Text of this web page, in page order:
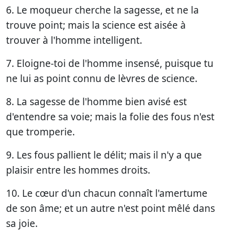
6. Le moqueur cherche la sagesse, et ne la
trouve point; mais la science est aisée à
trouver à l'homme intelligent.
7. Eloigne-toi de l'homme insensé, puisque tu
ne lui as point connu de lèvres de science.
8. La sagesse de l'homme bien avisé est
d'entendre sa voie; mais la folie des fous n'est
que tromperie.
9. Les fous pallient le délit; mais il n'y a que
plaisir entre les hommes droits.
10. Le cœur d'un chacun connaît l'amertume
de son âme; et un autre n'est point mêlé dans
sa joie.